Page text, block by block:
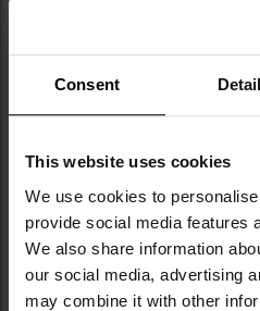
Consent
This website uses cookies
We use cookies to
provide social media features
We also share information
our social media, advertising
may combine it with other
КЛЮЧОВІ
швидкосохнуча
виготовлена з
та еластану (4%)
вільний крій
міцні шви
стійкий до змивання